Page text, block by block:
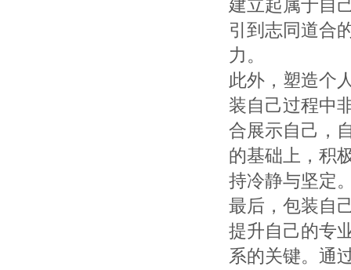
建立起属于自
引到志同道合
力。
此外，塑造个
装自己过程中
合展示自己，
的基础上，积
持冷静与坚定
最后，包装自
提升自己的专
系的关键。通